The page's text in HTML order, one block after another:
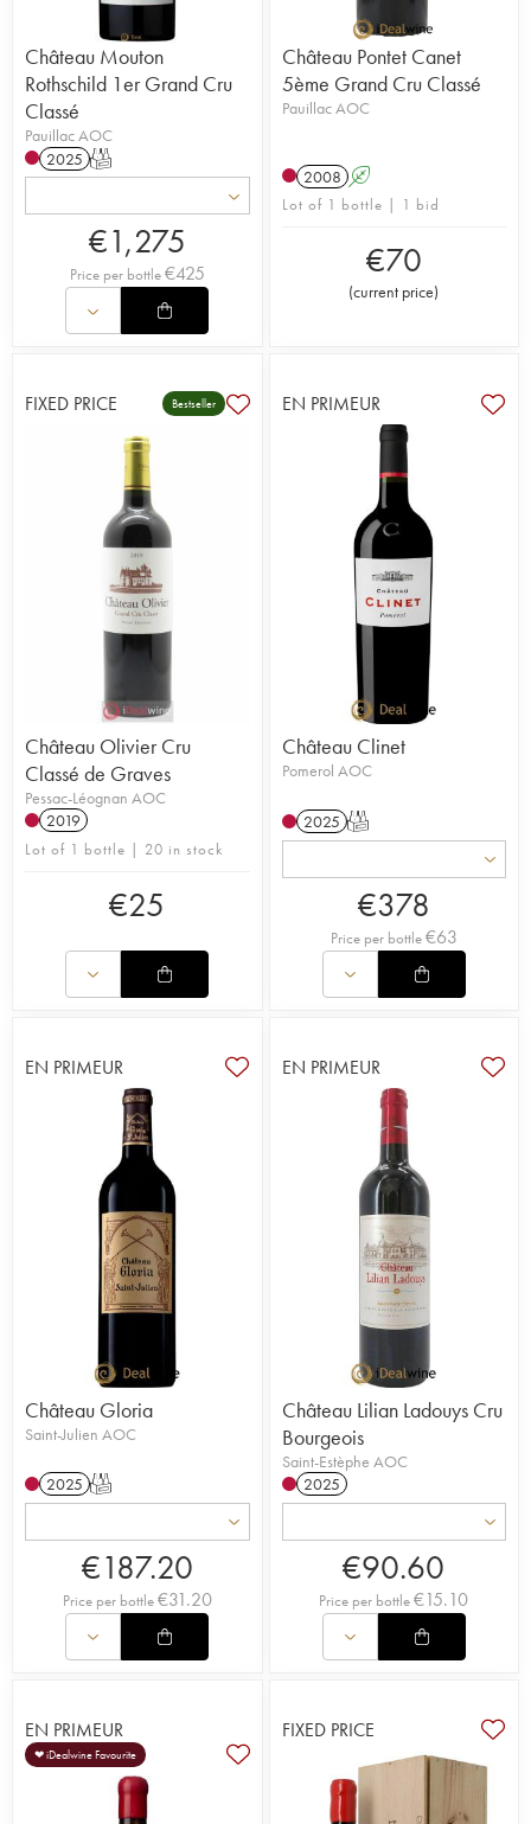
Château Mouton
Rothschild 1er Grand Cru
Classé
Pauillac AOC
2025 T
€1,275
Price per bottle€425
Château Pontet Canet
5ème Grand Cru Classé
Pauillac AOC
2008 A
Lot of 1 bottle | 1 bid
€70
(current price)
FIXED PRICE Bestseller
Château Olivier Cru
Classé de Graves
Pessac-Léognan AOC
2019
Lot of 1 bottle | 20 in stock
€25
EN PRIMEUR
Château Clinet
Pomerol AOC
2025 T
€378
Price per bottle€63
EN PRIMEUR
Château Gloria
Saint-Julien AOC
2025 T
€187.20
Price per bottle€31.20
EN PRIMEUR
Château Lilian Ladouys Cru
Bourgeois
Saint-Estèphe AOC
2025
€90.60
Price per bottle€15.10
EN PRIMEUR
❤ iDealwine Favourite
FIXED PRICE